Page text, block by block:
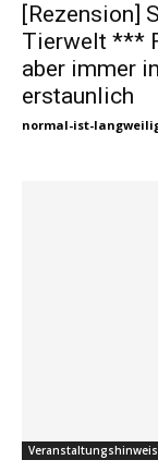
[Rezension]
Tierwelt ***
aber immer
erstaunlich
normal-ist-